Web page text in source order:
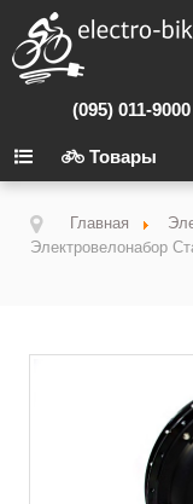
(095) 011-9000
Товары
Главная
Электровелонабор